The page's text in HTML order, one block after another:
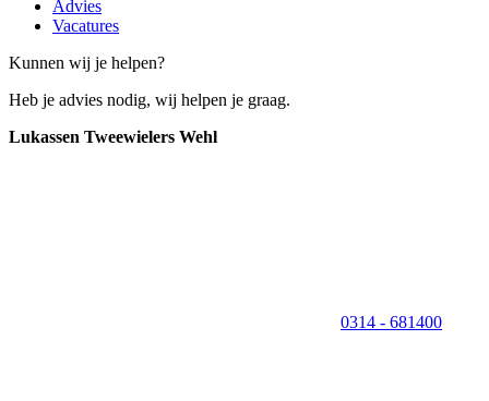
Advies
Vacatures
Kunnen wij je helpen?
Heb je advies nodig, wij helpen je graag.
Lukassen Tweewielers Wehl
0314 - 681400